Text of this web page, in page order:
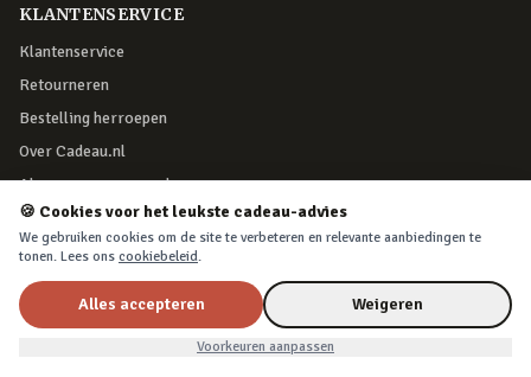
Tante
KLANTENSERVICE
Klantenservice
Retourneren
Bestelling herroepen
Over Cadeau.nl
Algemene voorwaarden
Privacy & cookies
VEILIG BETALEN
🍪 Cookies voor het leukste cadeau-advies
We gebruiken cookies om de site te verbeteren en relevante aanbiedingen te
tonen. Lees ons cookiebeleid.
Alles accepteren Weigeren
Voorkeuren aanpassen